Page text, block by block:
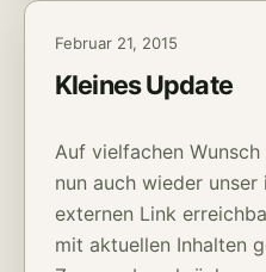
Februar 21, 2015
Kleines Update
Auf vielfachen
nun auch wieder
externen Link
mit aktuellen Inhalten